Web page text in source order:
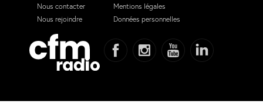
Nous contacter
Nous rejoindre
Mentions légales
Données personnelles